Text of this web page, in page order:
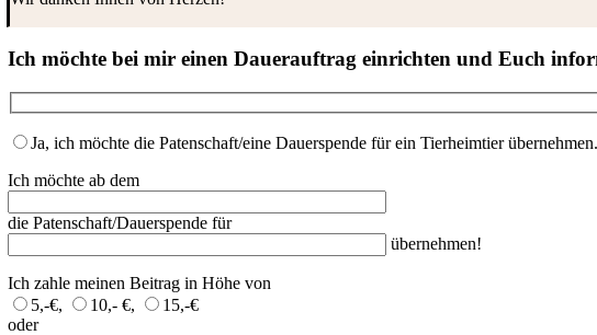
Ich möchte bei mir einen Dauerauftrag einrichten und Euch
Ja, ich möchte die Patenschaft/eine Dauerspende für ein Tierheimtier übernehmen.
Ich möchte ab dem
die Patenschaft/Dauerspende für
übernehmen!
Ich zahle meinen Beitrag in Höhe von
5,-€, 10,- €,
15,-€
oder